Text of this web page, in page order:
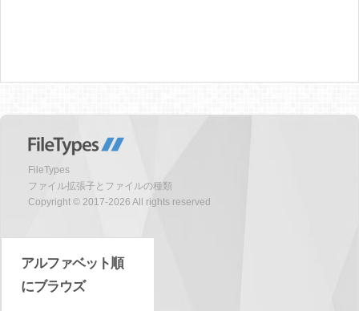
FileTypes
ファイル拡張子とファイルの種類
Copyright © 2017-2026 All rights reserved
アルファベット順
にブラウズ